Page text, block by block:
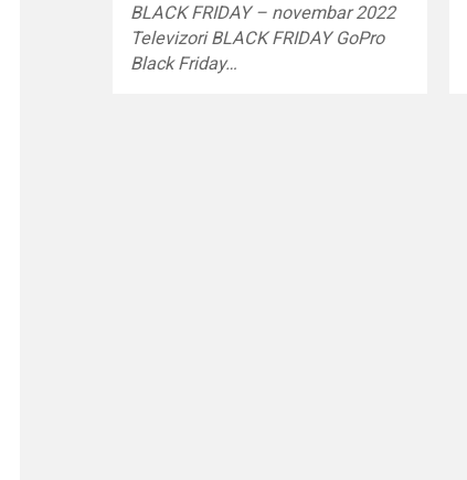
BLACK FRIDAY – novembar 2022
Televizori BLACK FRIDAY GoPro
Black Friday…